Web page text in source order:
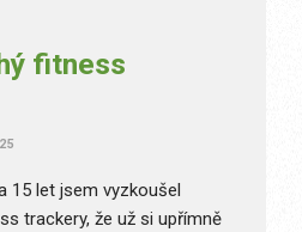
fitness
15 let jsem vyzkoušel
trackery, že už si upřímně